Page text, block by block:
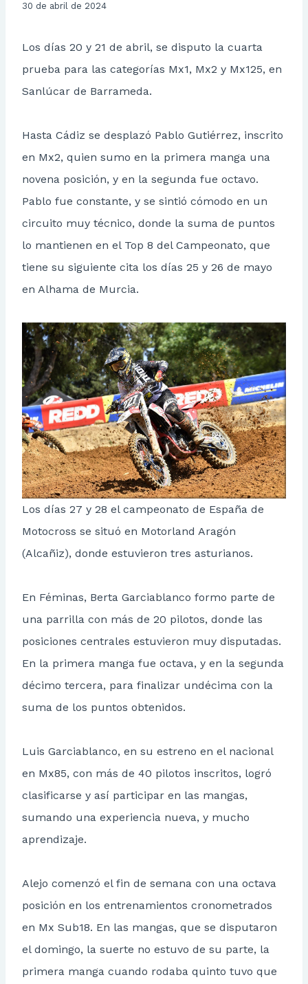
30 de abril de 2024
Los días 20 y 21 de abril, se disputo la cuarta
prueba para las categorías Mx1, Mx2 y Mx125, en
Sanlúcar de Barrameda.
Hasta Cádiz se desplazó Pablo Gutiérrez, inscrito
en Mx2, quien sumo en la primera manga una
novena posición, y en la segunda fue octavo.
Pablo fue constante, y se sintió cómodo en un
circuito muy técnico, donde la suma de puntos
lo mantienen en el Top 8 del Campeonato, que
tiene su siguiente cita los días 25 y 26 de mayo
en Alhama de Murcia.
Los días 27 y 28 el campeonato de España de
Motocross se situó en Motorland Aragón
(Alcañiz), donde estuvieron tres asturianos.
En Féminas, Berta Garciablanco formo parte de
una parrilla con más de 20 pilotos, donde las
posiciones centrales estuvieron muy disputadas.
En la primera manga fue octava, y en la segunda
décimo tercera, para finalizar undécima con la
suma de los puntos obtenidos.
Luis Garciablanco, en su estreno en el nacional
en Mx85, con más de 40 pilotos inscritos, logró
clasificarse y así participar en las mangas,
sumando una experiencia nueva, y mucho
aprendizaje.
Alejo comenzó el fin de semana con una octava
posición en los entrenamientos cronometrados
en Mx Sub18. En las mangas, que se disputaron
el domingo, la suerte no estuvo de su parte, la
primera manga cuando rodaba quinto tuvo que